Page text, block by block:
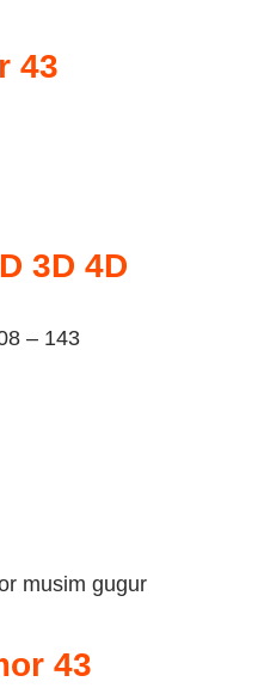
43
3D 4D
– 143
musim gugur
43